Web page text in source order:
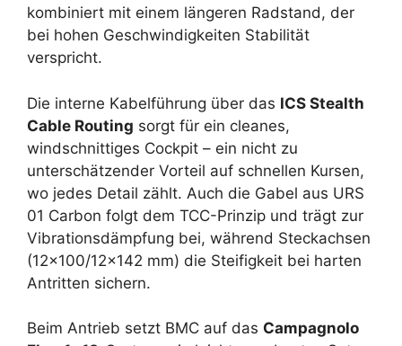
kombiniert mit einem längeren Radstand, der
bei hohen Geschwindigkeiten Stabilität
verspricht.
Die interne Kabelführung über das ICS Stealth
Cable Routing sorgt für ein cleanes,
windschnittiges Cockpit – ein nicht zu
unterschätzender Vorteil auf schnellen Kursen,
wo jedes Detail zählt. Auch die Gabel aus URS
01 Carbon folgt dem TCC-Prinzip und trägt zur
Vibrationsdämpfung bei, während Steckachsen
(12×100/12×142 mm) die Steifigkeit bei harten
Antritten sichern.
Beim Antrieb setzt BMC auf das Campagnolo